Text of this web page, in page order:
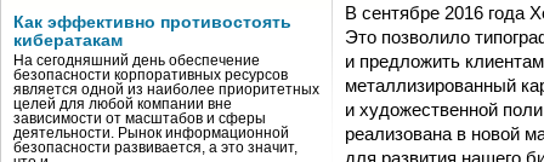
Как эффективно противостоять
кибератакам
На сегодняшний день обеспечение
безопасности корпоративных ресурсов
является одной из наиболее приоритетных
целей для любой компании вне
зависимости от масштабов и сферы
деятельности. Рынок информационной
безопасности развивается, а это значит,
В сентябре 2016 года
Это позволило
и предложить
металлизированный
и художественной
реализована в новой
для развития нашего